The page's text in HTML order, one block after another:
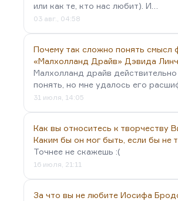
или как те, кто нас любит). И…
03 авг., 04:58
Почему так сложно понять смысл
«Малхолланд Драйв» Дэвида
Малхолланд драйв
понять, но мне удалось его
31 июля, 14:05
Как вы относитесь к творчеству
Каким бы он мог быть, если бы не
Точнее не скажешь :(
16 июля, 21:11
За что вы не любите Иосифа